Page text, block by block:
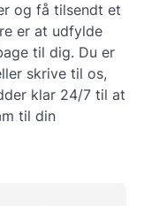
og få tilsendt et
er at udfylde
til dig. Du er
skrive til os,
klar 24/7 til at
til din